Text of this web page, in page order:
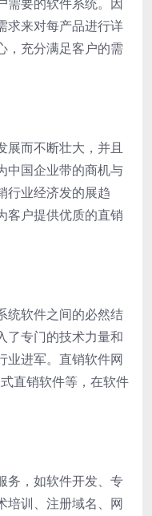
求来对每产品进行详
，充分满足客户的需
展而不断壮大，并且
中国企业带的商机与
行业经济发的展趋
客户提供优质的直销
统软件之间的必然结
了专门的技术力量和
业进军。直销软件网
直销软件等，在软件
务，如软件开发、专
培训、注册域名、网